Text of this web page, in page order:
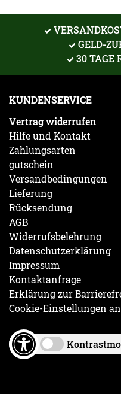
GELD-
30 TAGE
KUNDENSERVICE
Vertrag widerrufen
Hilfe und Kontakt
Zahlungsarten
gutschein
Versandbedingungen
Lieferung
Rücksendung
AGB
Widerrufsbelehrung
Datenschutzerklärung
Impressum
Kontaktanfrage
Erklärung zur
Cookie-Einstellungen